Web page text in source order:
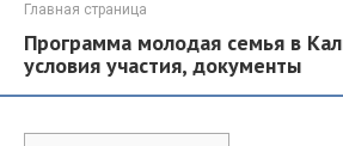
Главная страница
Программа молодая семья в
условия участия, документы